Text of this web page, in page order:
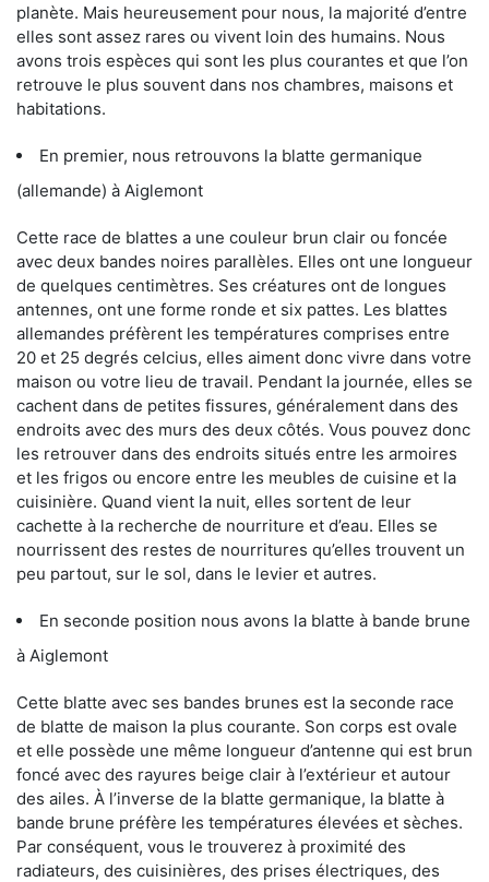
planète. Mais heureusement pour nous, la majorité d’entre
elles sont assez rares ou vivent loin des humains. Nous
avons trois espèces qui sont les plus courantes et que l’on
retrouve le plus souvent dans nos chambres, maisons et
habitations.
En premier, nous retrouvons la blatte germanique
(allemande) à Aiglemont
Cette race de blattes a une couleur brun clair ou foncée
avec deux bandes noires parallèles. Elles ont une longueur
de quelques centimètres. Ses créatures ont de longues
antennes, ont une forme ronde et six pattes. Les blattes
allemandes préfèrent les températures comprises entre
20 et 25 degrés celcius, elles aiment donc vivre dans votre
maison ou votre lieu de travail. Pendant la journée, elles se
cachent dans de petites fissures, généralement dans des
endroits avec des murs des deux côtés. Vous pouvez donc
les retrouver dans des endroits situés entre les armoires
et les frigos ou encore entre les meubles de cuisine et la
cuisinière. Quand vient la nuit, elles sortent de leur
cachette à la recherche de nourriture et d’eau. Elles se
nourrissent des restes de nourritures qu’elles trouvent un
peu partout, sur le sol, dans le levier et autres.
En seconde position nous avons la blatte à bande brune
à Aiglemont
Cette blatte avec ses bandes brunes est la seconde race
de blatte de maison la plus courante. Son corps est ovale
et elle possède une même longueur d’antenne qui est brun
foncé avec des rayures beige clair à l’extérieur et autour
des ailes. À l’inverse de la blatte germanique, la blatte à
bande brune préfère les températures élevées et sèches.
Par conséquent, vous le trouverez à proximité des
radiateurs, des cuisinières, des prises électriques, des